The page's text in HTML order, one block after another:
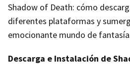
Shadow of Death: cómo
diferentes plataformas y
emocionante mundo de
Descarga e Instalación de